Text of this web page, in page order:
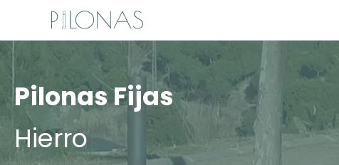
contenido
Pilonas Fijas
Hierro